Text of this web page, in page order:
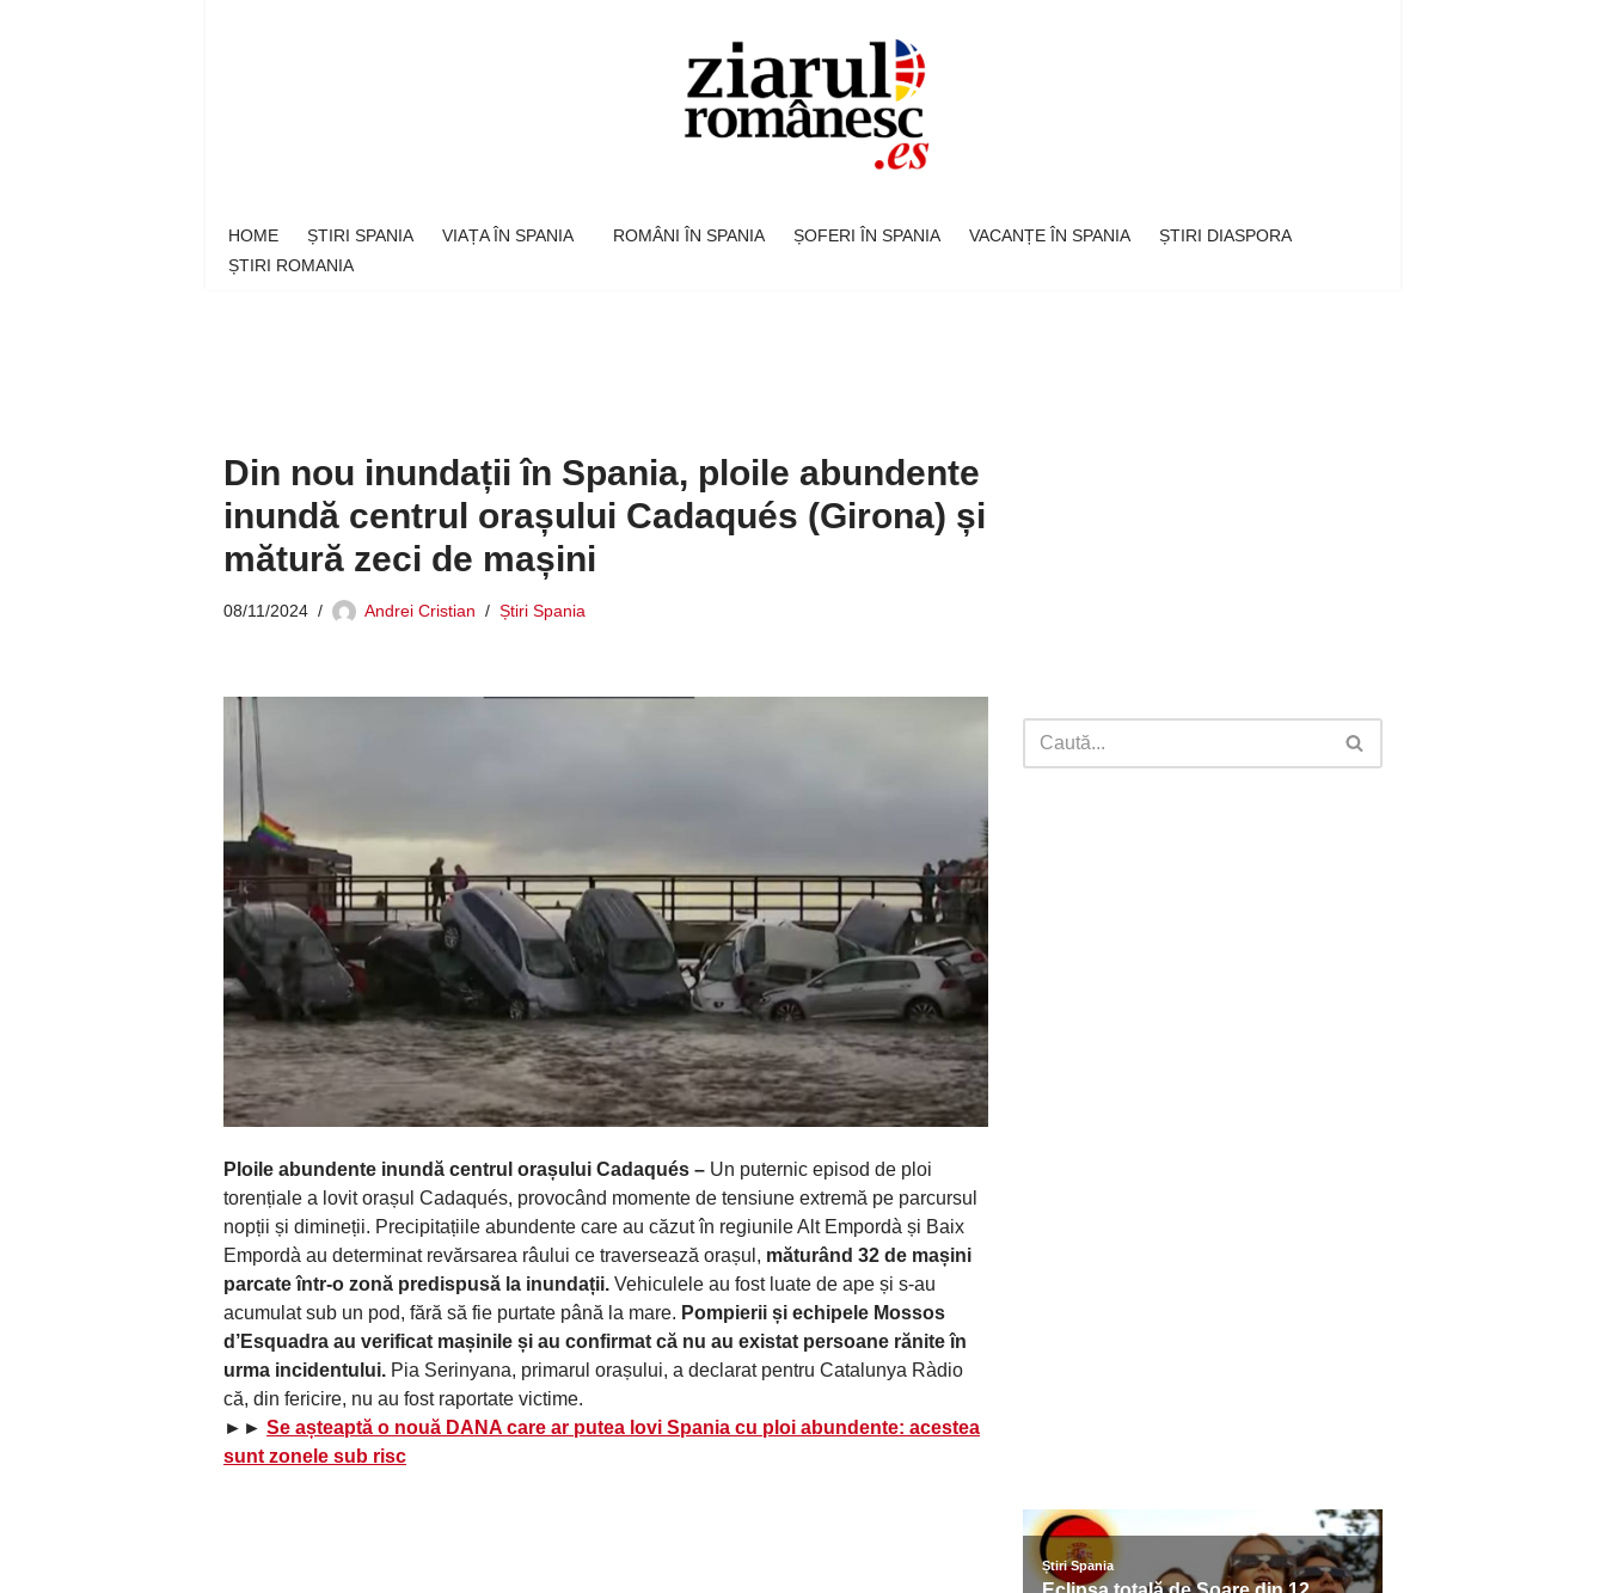
HOME ȘTIRI SPANIA VIAȚA ÎN SPANIA ROMÂNI ÎN SPANIA ȘOFERI ÎN SPANIA VACANȚE ÎN SPANIA
ȘTIRI DIASPORA
ȘTIRI ROMANIA
Din nou inundații în Spania, ploile abundente
inundă centrul orașului Cadaqués (Girona) și
mătură zeci de mașini
08/11/2024 Andrei Cristian Știri Spania
Ploile abundente inundă centrul orașului Cadaqués – Un puternic episod de ploi
torențiale a lovit orașul Cadaqués, provocând momente de tensiune extremă pe parcursul
nopții și dimineții. Precipitațiile abundente care au căzut în regiunile Alt Empordà și Baix
Empordà au determinat revărsarea râului ce traversează orașul, măturând 32 de mașini
parcate într-o zonă predispusă la inundații. Vehiculele au fost luate de ape și s-au
acumulat sub un pod, fără să fie purtate până la mare. Pompierii și echipele Mossos
d’Esquadra au verificat mașinile și au confirmat că nu au existat persoane rănite în
urma incidentului. Pia Serinyana, primarul orașului, a declarat pentru Catalunya Ràdio
că, din fericire, nu au fost raportate victime.
►► Se așteaptă o nouă DANA care ar putea lovi Spania cu ploi abundente: acestea
sunt zonele sub risc